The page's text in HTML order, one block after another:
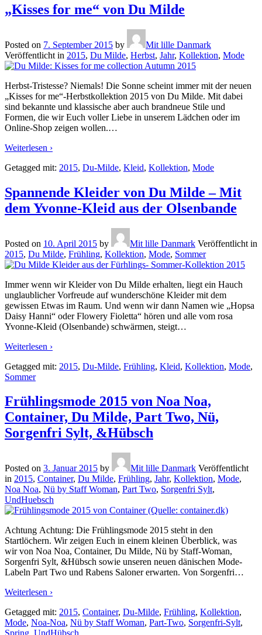
„Kisses for me“ von Du Milde
Posted on 7. September 2015 by
Mit lille Danmark
Veröffentlicht in 2015, Du Milde, Herbst, Jahr, Kollektion, Mode
Herbst-Tristesse? Niemals! Die Sonne scheint immer mit der neuen
„Kisses for me“-Herbstkollektion 2015 von Du Milde. Mit dabei
sind bekannte und klassische aber auch brandneue Stile und
Formen, die wir Euch voller Liebe in unserem Lädchen oder im
Online-Shop zeigen wollen.…
Weiterlesen ›
Getagged mit: 2015, Du-Milde, Kleid, Kollektion, Mode
Spannende Kleider von Du Milde – Mit
dem Yvonne-Kleid aus der Olsenbande
Posted on 10. April 2015 by Mit lille Danmark Veröffentlicht in
2015, Du Milde, Frühling, Kollektion, Mode, Sommer
Immer wenn wir Kleider von Du Milde erhalten, liegt ein Hauch
unglaublicher Vorfreude auf wunderschöne Kleider mit dem
gewissen Etwas im Raum. Und wenn wir dann Namen wie „Hopsa
Daisy Hanni“ oder Flowery Fioletta“ hören und alle vom rosa
Yvonne-Kleid (Olsenbande) schwärmen, steigt…
Weiterlesen ›
Getagged mit: 2015, Du-Milde, Frühling, Kleid, Kollektion, Mode,
Sommer
Frühlingsmode 2015 von Noa Noa,
Container, Du Milde, Part Two, Nü,
Sorgenfri Sylt, &Hübsch
Posted on 3. Januar 2015 by Mit lille Danmark Veröffentlicht
in 2015, Container, Du Milde, Frühling, Jahr, Kollektion, Mode,
Noa Noa, Nü by Staff Woman, Part Two, Sorgenfri Sylt,
UndHuebsch
Achtung Achtung: Die Frühlingsmode 2015 steht in den
Startlöchern. Wir zeigen Euch in einem kleinen Überblick, was
wir von Noa Noa, Container, Du Milde, Nü by Staff-Woman,
Sorgenfri Sylt, &Hübsch sowie unseren neuen dänischen Mode-
Labeln Part Two und Rabens Saloner erwarten. Von Sorgenfri…
Weiterlesen ›
Getagged mit: 2015, Container, Du-Milde, Frühling, Kollektion,
Mode, Noa-Noa, Nü by Staff Woman, Part-Two, Sorgenfri-Sylt,